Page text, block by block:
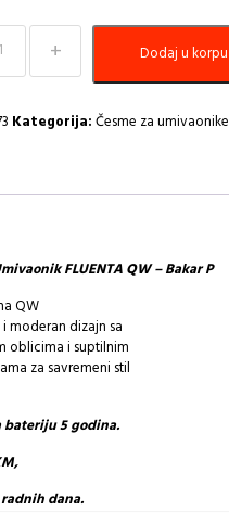
Dodaj u korpu
Kategorija:Česme za umivaonike
FLUENTA QW – Bakar P
QW
moderan dizajn sa
oblicima i suptilnim
za savremeni stil
bateriju 5 godina.
dana.